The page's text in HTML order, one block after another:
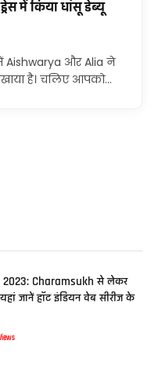
में किया धांसू डेब्यू
Aishwarya और Alia ने
है। चलिए आपको…
2023: Charamsukh से लेकर
जानें हॉट इंडियन वेब सीरीज के